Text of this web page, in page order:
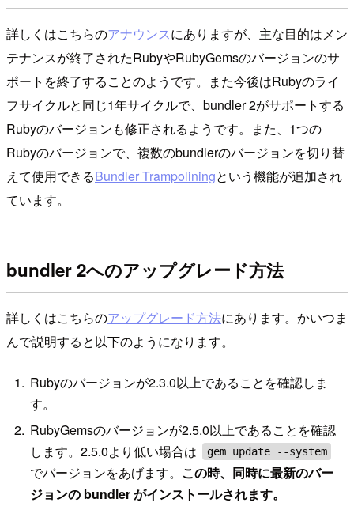
詳しくはこちらのアナウンスにありますが、主な目的はメン
テナンスが終了されたRubyやRubyGemsのバージョンのサ
ポートを終了することのようです。また今後はRubyのライ
フサイクルと同じ1年サイクルで、bundler 2がサポートする
Rubyのバージョンも修正されるようです。また、1つの
Rubyのバージョンで、複数のbundlerのバージョンを切り替
えて使用できるBundler Trampoliningという機能が追加され
ています。
bundler 2へのアップグレード方法
詳しくはこちらのアップグレード方法にあります。かいつま
んで説明すると以下のようになります。
Rubyのバージョンが2.3.0以上であることを確認しま
す。
RubyGemsのバージョンが2.5.0以上であることを確認
します。2.5.0より低い場合は
gem update --system
でバージョンをあげます。 この時、同時に最新のバー
ジョンの bundler がインストールされます。